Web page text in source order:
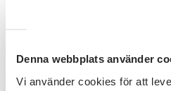
Denna webbplats använder
Vi använder cookies för att
Till cirkelledarutbildningarna